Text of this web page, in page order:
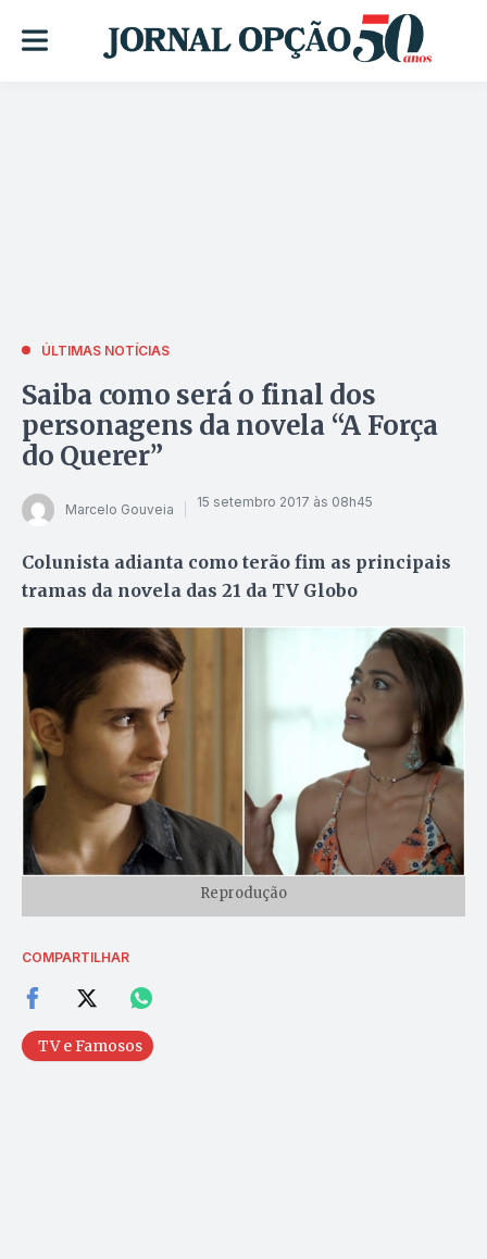
ÚLTIMAS NOTÍCIAS
Saiba como será o final dos
personagens da novela “A Força
do Querer”
Marcelo Gouveia 15 setembro 2017 às 08h45
Colunista adianta como terão fim as principais
tramas da novela das 21 da TV Globo
Reprodução
COMPARTILHAR
TV e Famosos